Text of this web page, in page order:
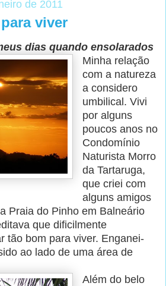
de 2011
viver
dias quando ensolarados
Minha relação
com a natureza
a considero
umbilical. Vivi
por alguns
poucos anos no
Condomínio
Naturista Morro
da Tartaruga,
que criei com
alguns amigos
Praia do Pinho em Balneário
que dificilmente
tão bom para viver. Enganei-
ao lado de uma área de
Além do belo